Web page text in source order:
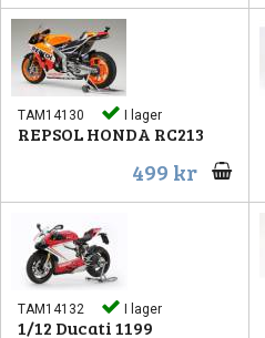
TAM14130 I lager
REPSOL HONDA RC213
499 kr
TAM14132 I lager
1/12 Ducati 1199